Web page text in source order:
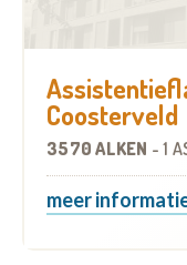
Coosterveld
3570 ALKEN -1
meer